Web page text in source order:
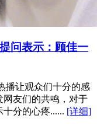
问表示：顾佳一
让观众们十分的感
网友们的共鸣，对于
分的心疼...... [详细]